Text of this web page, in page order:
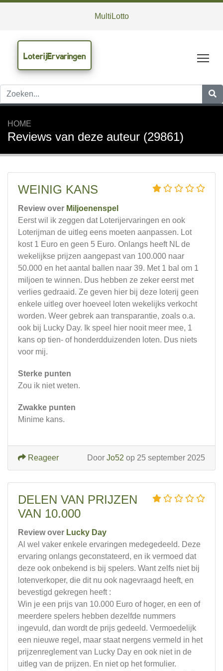
MultiLotto
LoterijErvaringen
HOME
Reviews van deze auteur (29861)
WEINIG KANS
Review over Miljoenenspel
Eerst wil ik zeggen dat Loterijervaringen en ook
Loterijman de uitleg eens moeten aanpassen. Lot
kost 1 Euro en geen 5 Euro. Onlangs heeft NL de
wekelijkse prijzen aangepast van 100.000 naar
50.000 en het aantal ballen naar 39. Met 1 bal om 1
miljoen te winnen. Dus hebben ze zeker eerst met
verlies gedraaid. Ze geven hier bij deze loterij geen
enkele uitleg over hoeveel loten wekelijks verkocht
worden. Weer gebrek aan transparantie, zoals o.a.
ook bij Lucky Day. Ik speel hier nooit meer mee, 1
kans op tien- of honderdduizenden loten. Dus niets
voor mij.
Sterke punten
Zou ik niet weten.
Zwakke punten
Minime kans.
Door Jo52 op 25 september 2025
Reageer
DELEN VAN PRIJZEN
VAN 10.000
Review over Lucky Day
Al wel vaker enkele ervaringen medegedeeld. Deze
ervaring onlangs geconstateerd, en ik vermoed dat
deze ook onbekend is bij spelers. Want zelfs niet bij
lotenverkoper, die dit nu ook nagevraagd heeft, en
bevestigd gekregen heeft :
Win je een prijs van 10.000 Euro of hoger, en een of
meerdere spelers hebben dezelfde nummers
ingevuld, dan wordt de prijs gedeeld. Vermoedelijk
een nieuwe regel, maar staat nergens vermeld in het
prijzenreglement van Lucky Day en ook niet in de
uitleg van de prijzen. En niet op het formulier.